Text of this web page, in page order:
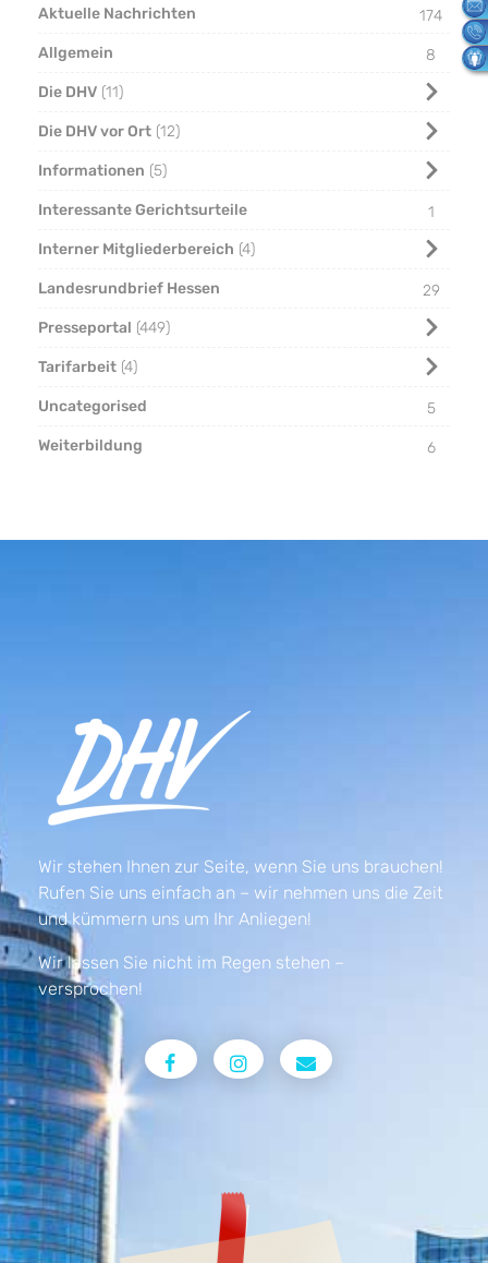
Aktuelle Nachrichten
174
Allgemein
8
Die DHV 11
Die DHV vor Ort 12
Informationen 5
Interessante Gerichtsurteile
1
Interner Mitgliederbereich 4
Landesrundbrief Hessen
29
Presseportal 449
Tarifarbeit 4
Uncategorised
5
Weiterbildung
6
Wir stehen Ihnen zur Seite, wenn Sie uns brauchen!
Rufen Sie uns einfach an – wir nehmen uns die Zeit
und kümmern uns um Ihr Anliegen!
Wir lassen Sie nicht im Regen stehen –
versprochen!